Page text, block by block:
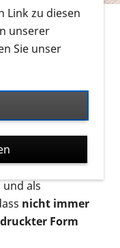
Website
an.
Infomaterial
ausschließlich
oder Videos zu
werden in
zur
Variante
und als
nicht immer
Form
Link zu diesen
unserer
Sie unser